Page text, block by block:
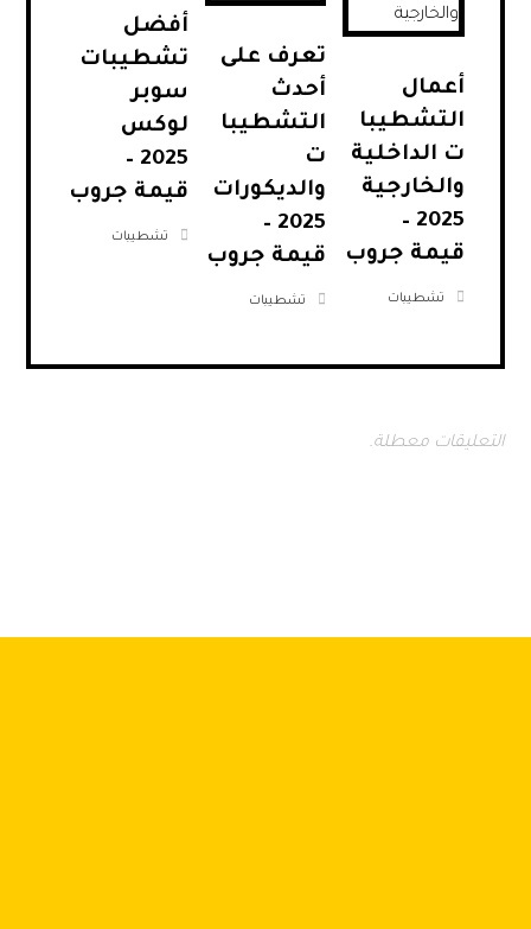
أعمال
التشطيبا
ت الداخلية
والخارجية
2025 –
قيمة جروب
تشطيبات
تعرف على
أحدث
التشطيبا
ت
والديكورات
2025 –
قيمة جروب
تشطيبات
أفضل
تشطيبات
سوبر
لوكس
2025 –
قيمة جروب
تشطيبات
التعليقات معطلة.